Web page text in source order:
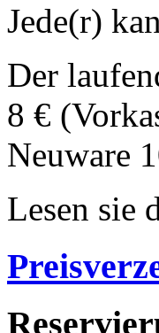
Jede(r)
Der
8 €
Neuware
Lesen sie